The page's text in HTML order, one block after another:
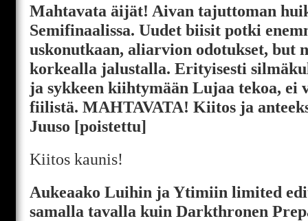
Mahtavata äijät! Aivan tajuttoman
Semifinaalissa. Uudet biisit potki
uskonutkaan, aliarvion odotukset, but
korkealla jalustalla. Erityisesti
ja sykkeen kiihtymään Lujaa tekoa, ei
fiilistä. MAHTAVATA! Kiitos ja
Juuso [poistettu]
Kiitos kaunis!
Aukeaako Luihin ja Ytimiin limited
samalla tavalla kuin Darkthronen